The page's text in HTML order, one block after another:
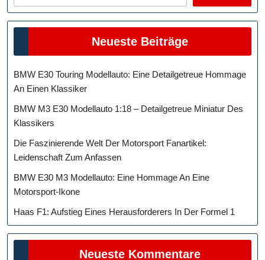
Neueste Beiträge
BMW E30 Touring Modellauto: Eine Detailgetreue Hommage
An Einen Klassiker
BMW M3 E30 Modellauto 1:18 – Detailgetreue Miniatur Des
Klassikers
Die Faszinierende Welt Der Motorsport Fanartikel:
Leidenschaft Zum Anfassen
BMW E30 M3 Modellauto: Eine Hommage An Eine
Motorsport-Ikone
Haas F1: Aufstieg Eines Herausforderers In Der Formel 1
Neueste Kommentare